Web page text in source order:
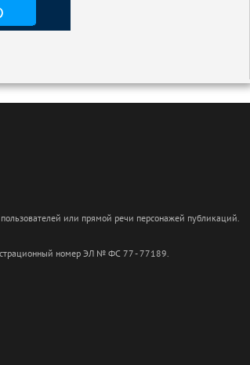
или прямой речи персонажей публикаций.
номер ЭЛ № ФС 77 - 77189.